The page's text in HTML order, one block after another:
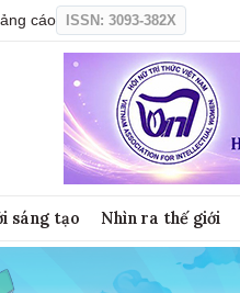
cáo ISSN: 3093-382X
sáng tạo Nhìn ra thế giới